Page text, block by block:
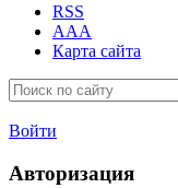
RSS
AAA
Карта сайта
Войти
Авторизация